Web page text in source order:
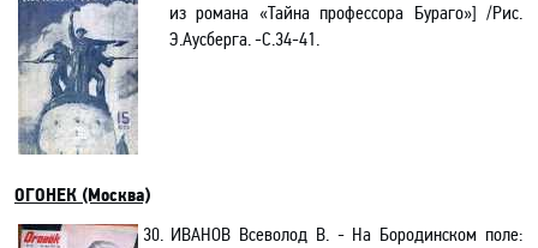
из романа «Тайна профессора Бураго»] /Рис.
Э.Аусберга. -C.34-41.
ОГОНЕК (Москва)
30. ИВАНОВ Всеволод В. - На Бородинском поле: